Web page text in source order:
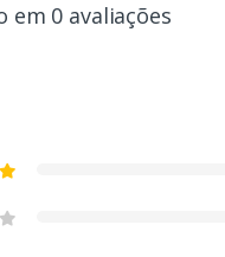
em 0 avaliações